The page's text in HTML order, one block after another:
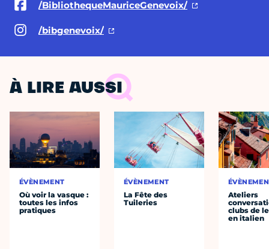
/BibliothequeMauriceGenevoix/
/bibgenevoix/
À LIRE AUSSI
ÉVÈNEMENT
Où voir la vasque :
toutes les infos
pratiques
ÉVÈNEMENT
La Fête des
Tuileries
Ateliers
clubs de
en italien